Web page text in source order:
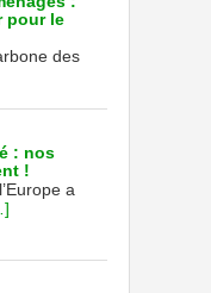
pour le
des
: nos
!
a